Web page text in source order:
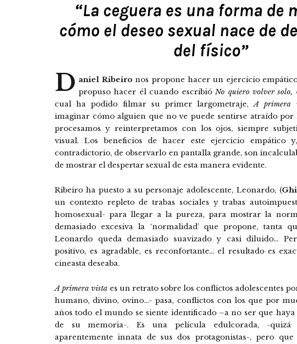
“La ceguera es una forma de
cómo el deseo sexual nace de
del físico”
D aniel Ribeiro nos propone hacer un ejercicio
propuso hacer él cuando escribióNo quiero volver solo,
cual ha podido filmar su primer largometraje,A primera
imaginar cómo alguien que no ve puede sentirse atraído por
procesamos y reinterpretamos con los ojos, siempre
visual. Los beneficios de hacer este ejercicio empático
contradictorio, de observarlo en pantalla grande, son
de mostrar el despertar sexual de esta manera evidente.
Ribeiro ha puesto a su personaje adolescente, Leonardo, (
un contexto repleto de trabas sociales y trabas
homosexual- para llegar a la pureza, para mostrar la
demasiado excesiva la ‘normalidad’ que propone, tanta
Leonardo queda demasiado suavizado y casi diluido…
positivo, es agradable, es reconfortante… el resultado es
cineasta deseaba.
A primera vista es un retrato sobre los conflictos adolescentes
humano, divino, ovino…- pasa, conflictos con los que por
años todo el mundo se siente identificado –a no ser que haya
de su memoria-. Es una película edulcorada, -
aparentemente innata de sus dos protagonistas-, pero